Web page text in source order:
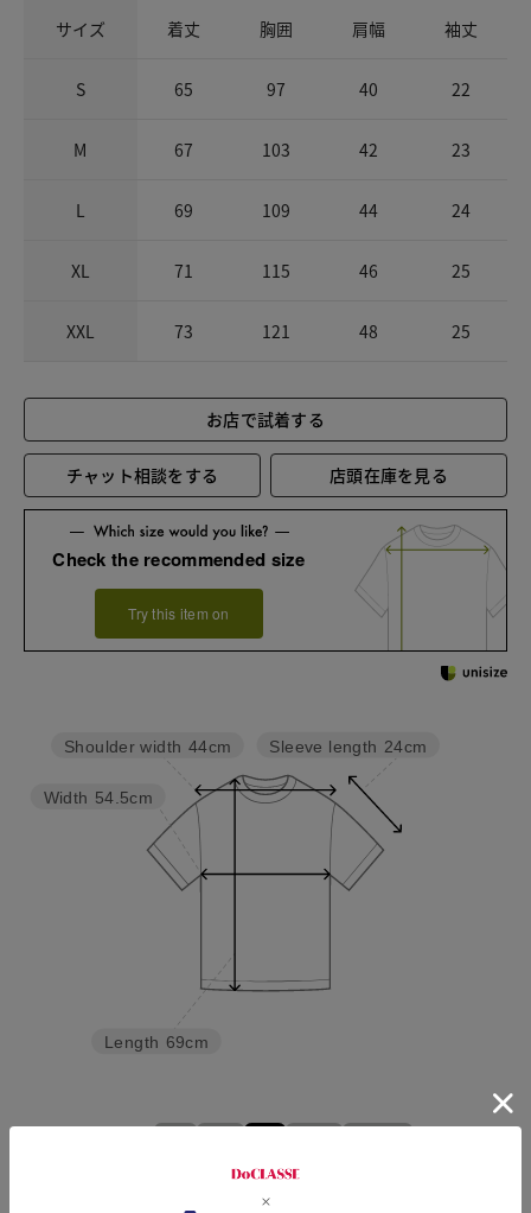
サイズ 着丈 胸囲 肩幅 袖丈
S 65 97 40 22
M 67 103 42 23
L 69 109 44 24
XL 71 115 46 25
XXL 73 121 48 25
お店で試着する
チャット相談をする 店頭在庫を見る
Check the recommended size
Try this item on
Sleeve length 24cm
Length 69cm
Width 54.5cm
Shoulder width 44cm